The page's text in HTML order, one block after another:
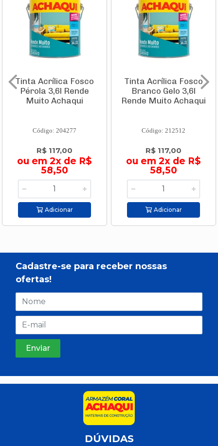
Tinta Acrílica Fosco
Pérola 3,6l Rende
Muito Achaqui
Código: 204277
R$ 117,00
ou em 2x de R$
58,50
Adicionar
Tinta Acrílica Fosco
Branco Gelo 3,6l
Rende Muito Achaqui
Código: 212512
R$ 117,00
ou em 2x de R$
58,50
Adicionar
Cadastre-se para receber nossas
ofertas!
DÚVIDAS